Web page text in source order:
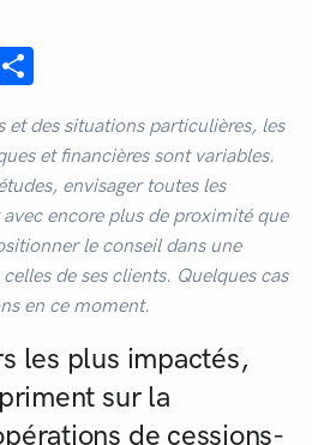
et des situations particulières, les
et financières sont variables.
envisager toutes les
encore plus de proximité que
le conseil dans une
de ses clients. Quelques cas
en ce moment.
les plus impactés,
sur la
de cessions-